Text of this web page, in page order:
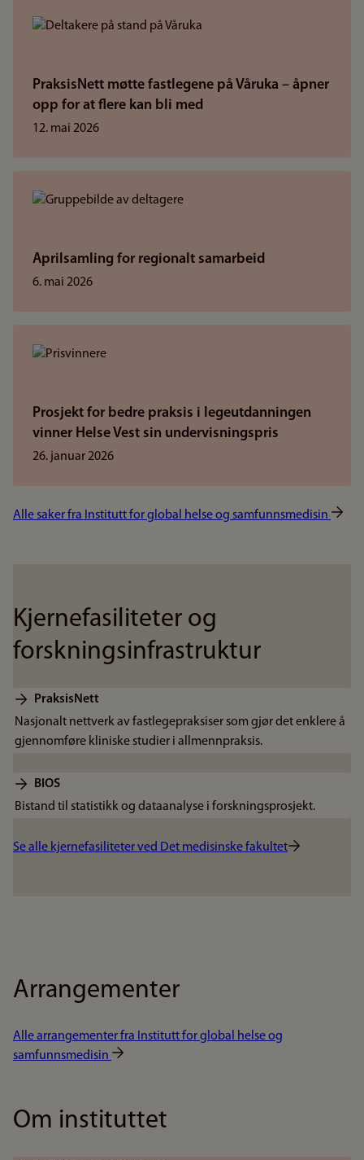
PraksisNett møtte fastlegene på Våruka – åpner
opp for at flere kan bli med
12. mai 2026
Aprilsamling for regionalt samarbeid
6. mai 2026
Prosjekt for bedre praksis i legeutdanningen
vinner Helse Vest sin undervisningspris
26. januar 2026
Alle saker fra Institutt for global helse og samfunnsmedisin
Kjernefasiliteter og
forskningsinfrastruktur
PraksisNett
Nasjonalt nettverk av fastlegepraksiser som gjør det enklere å
gjennomføre kliniske studier i allmennpraksis.
BIOS
Bistand til statistikk og dataanalyse i forskningsprosjekt.
Se alle kjernefasiliteter ved Det medisinske fakultet
Arrangementer
Alle arrangementer fra Institutt for global helse og
samfunnsmedisin
Om instituttet